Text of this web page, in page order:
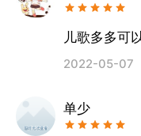
儿歌多多可
2022-05-07
单少